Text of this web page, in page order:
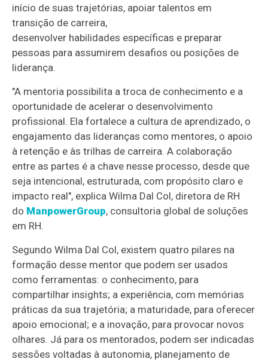
início de suas trajetórias, apoiar talentos em
transição de carreira,
desenvolver habilidades específicas e preparar
pessoas para assumirem desafios ou posições de
liderança.
"A mentoria possibilita a troca de conhecimento e a
oportunidade de acelerar o desenvolvimento
profissional. Ela fortalece a cultura de aprendizado, o
engajamento das lideranças como mentores, o apoio
à retenção e às trilhas de carreira. A colaboração
entre as partes é a chave nesse processo, desde que
seja intencional, estruturada, com propósito claro e
impacto real", explica Wilma Dal Col, diretora de RH
do ManpowerGroup, consultoria global de soluções
em RH.
Segundo Wilma Dal Col, existem quatro pilares na
formação desse mentor que podem ser usados
como ferramentas: o conhecimento, para
compartilhar insights; a experiência, com memórias
práticas da sua trajetória; a maturidade, para oferecer
apoio emocional; e a inovação, para provocar novos
olhares. Já para os mentorados, podem ser indicadas
sessões voltadas à autonomia, planejamento de